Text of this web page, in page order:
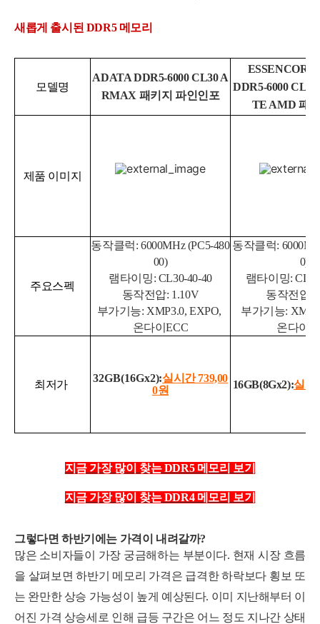
새롭게 출시된 DDR5 메모리
모델명
ADATA DDR5-6000 CL30 A
RMAX 패키지 파인인포
DDR5-6000
TE AMD 패
제품 이미지
주요스펙
동작클럭: 6000MHz (PC5-480
00)
램타이밍: CL30-40-40
동작전압: 1.10V
부가기능: XMP3.0, EXPO,
온다이ECC
동작클럭:
0)
램타이밍:
동작전압:
부가기능:
온다이
최저가
32GB(16Gx2):실시간 739,00
0원 16GB(8Gx2):실시
지금 가장 많이 찾는 DDR5 메모리 보기
지금 가장 많이 찾는 DDR4 메모리 보기
그렇다면 하반기에는 가격이 내려갈까?
많은 소비자들이 가장 궁금해하는 부분이다. 현재 시장 흐름
을 살펴보면 하반기 메모리 가격은 급격한 하락보다 횡보 또
는 완만한 상승 가능성이 높게 예상된다. 이미 지난해부터 이
어진 가격 상승세로 인해 급등 구간은 어느 정도 지나간 상태